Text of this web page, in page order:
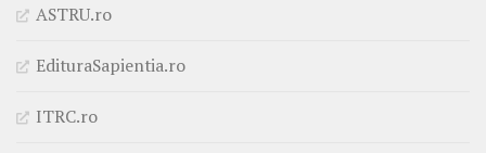
ASTRU.ro
EdituraSapientia.ro
ITRC.ro